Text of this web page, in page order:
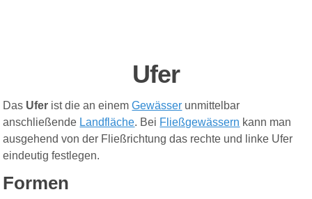
Ufer
Das Ufer ist die an einemGewässer unmittelbar
anschließende Landfläche. Bei Fließgewässern kann man
ausgehend von der Fließrichtung das rechte und linke Ufer
eindeutig festlegen.
Formen